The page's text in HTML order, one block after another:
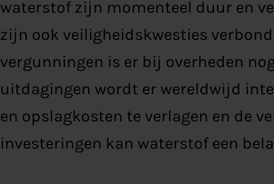
waterstof zijn momenteel duur en
zijn ook veiligheidskwesties
vergunningen is er bij overheden
uitdagingen wordt er wereldwijd
en opslagkosten te verlagen en de
investeringen kan waterstof een